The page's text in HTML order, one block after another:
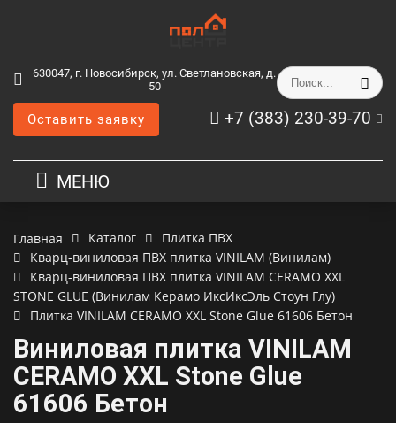
630047, г. Новосибирск, ул. Светлановская, д.
50
+7 (383) 230-39-70
Оставить заявку
МЕНЮ
Главная Каталог
Плитка ПВХ
Кварц-виниловая ПВХ плитка VINILAM (Винилам)
Кварц-виниловая ПВХ плитка VINILAM CERAMO XXL
STONE GLUE (Винилам Керамо ИксИксЭль Стоун Глу)
Плитка VINILAM CERAMO XXL Stone Glue 61606 Бетон
Виниловая плитка VINILAM
CERAMO XXL Stone Glue
61606 Бетон